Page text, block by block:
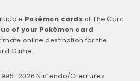
Pokémon cards at The Card
of your Pokémon card
online destination for the
Game.
Nintendo/Creatures